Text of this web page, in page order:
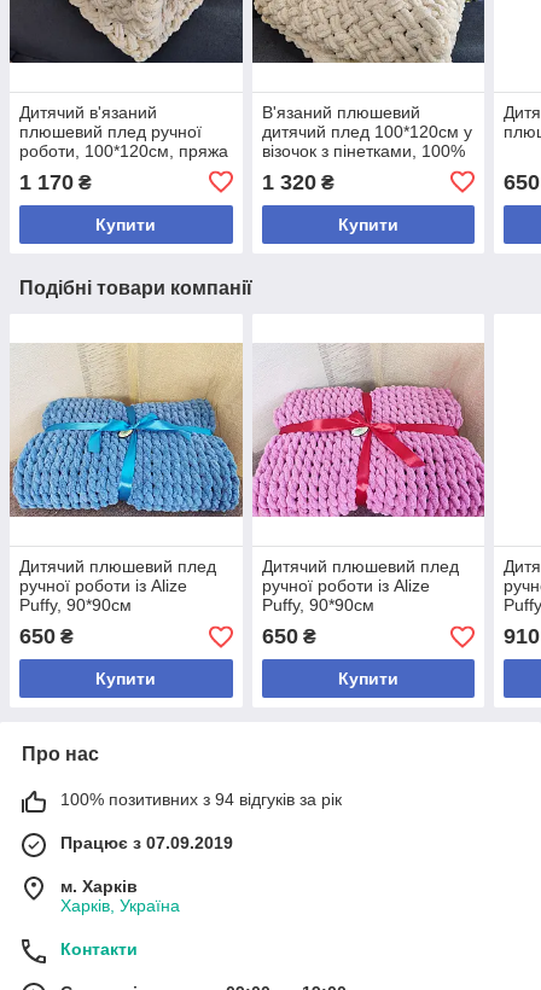
Дитячий в'язаний
плюшевий плед ручної
роботи, 100*120см, пряжа
1 170 ₴
Купити
В'язаний плюшевий
дитячий плед 100*120см у
візочок з пінетками, 100%
1 320₴
Купити
650
Подібні товари компанії
Дитячий плюшевий плед
ручної роботи із Alize
Puffy, 90*90см
650 ₴
Купити
Дитячий плюшевий плед
ручної роботи із Alize
Puffy, 90*90см
650₴
Купити
910
Про нас
100% позитивних з 94 відгуків за рік
Працює з 07.09.2019
м. Харків
Харків, Україна
Контакти